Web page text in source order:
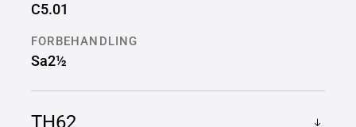
C5.01
FORBEHANDLING
Sa2½
TH62